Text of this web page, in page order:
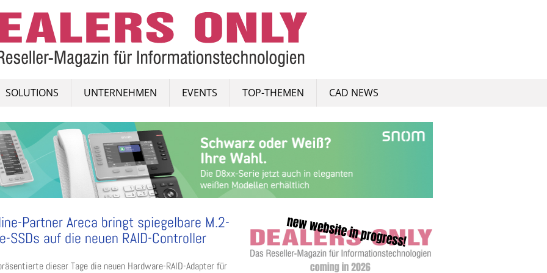
SOLUTIONS UNTERNEHMEN EVENTS TOP-THEMEN CAD NEWS
Partner Areca bringt spiegelbare M.2-
SSDs auf die neuen RAID-Controller
dieser Tage die neuen Hardware-RAID-Adapter für